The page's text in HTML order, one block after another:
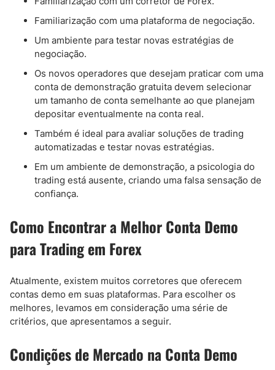
Familiarização com uma plataforma de negociação.
Um ambiente para testar novas estratégias de
negociação.
Os novos operadores que desejam praticar com uma
conta de demonstração gratuita devem selecionar
um tamanho de conta semelhante ao que planejam
depositar eventualmente na conta real.
Também é ideal para avaliar soluções de trading
automatizadas e testar novas estratégias.
Em um ambiente de demonstração, a psicologia do
trading está ausente, criando uma falsa sensação de
confiança.
Como Encontrar a Melhor Conta Demo
para Trading em Forex
Atualmente, existem muitos corretores que oferecem
contas demo em suas plataformas. Para escolher os
melhores, levamos em consideração uma série de
critérios, que apresentamos a seguir.
Condições de Mercado na Conta Demo